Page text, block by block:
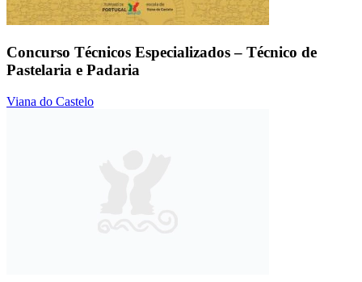
Concurso Técnicos Especializados – Técnico de
Pastelaria e Padaria
Viana do Castelo